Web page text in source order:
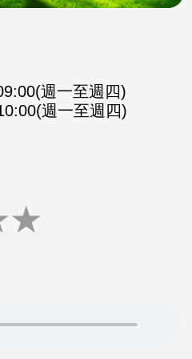
週一至週四)
週一至週四)
★